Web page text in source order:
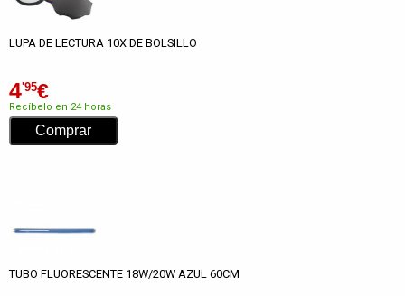
LUPA DE LECTURA 10X DE BOLSILLO
4'95€
Recíbelo en 24 horas
TUBO FLUORESCENTE 18W/20W AZUL 60CM